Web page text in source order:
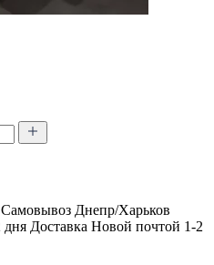
Самовывоз Днепр/Харьков
Доставка Новой почтой 1-2